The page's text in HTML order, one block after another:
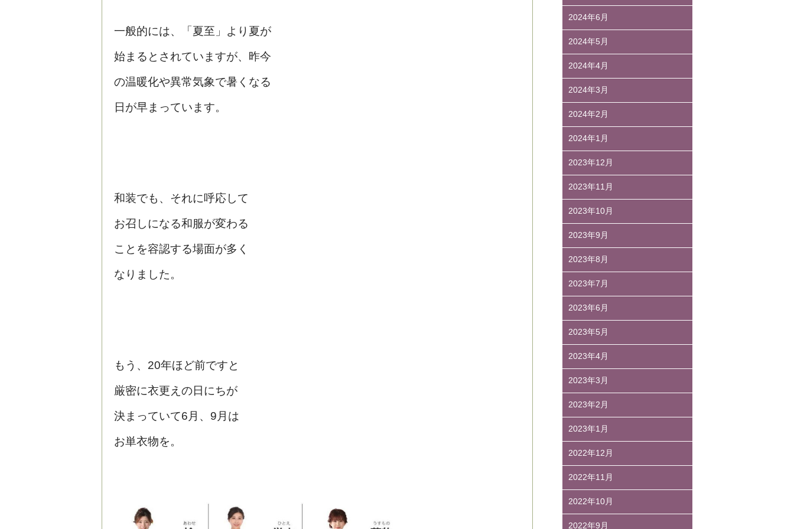
一般的には、「夏至」より夏が
始まるとされていますが、昨今
の温暖化や異常気象で暑くなる
日が早まっています。
和装でも、それに呼応して
お召しになる和服が変わる
ことを容認する場面が多く
なりました。
もう、20年ほど前ですと
厳密に衣更えの日にちが
決まっていて6月、9月は
お単衣物を。
2024年6月
2024年5月
2024年4月
2024年3月
2024年2月
2024年1月
2023年12月
2023年11月
2023年10月
2023年9月
2023年8月
2023年7月
2023年6月
2023年5月
2023年4月
2023年3月
2023年2月
2023年1月
2022年12月
2022年11月
2022年10月
2022年9月